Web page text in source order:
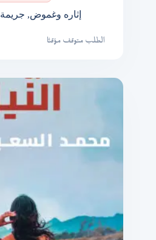
إثاره وغموض, جريمة
الطلب متوقف مؤقتًا